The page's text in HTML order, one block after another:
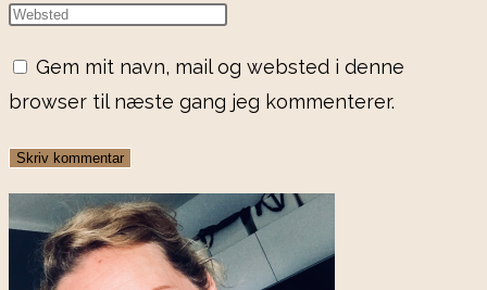
Gem mit navn, mail og websted i denne
browser til næste gang jeg kommenterer.